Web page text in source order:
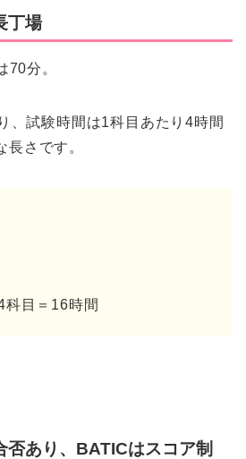
丁場
70分。
、試験時間は1科目あたり4時間
長さです。
目＝16時間
否あり、BATICはスコア制